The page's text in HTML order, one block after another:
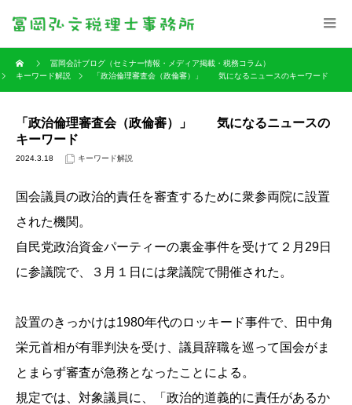
冨岡会計ブログ（セミナー情報・メディア掲載・税務コラム）
キーワード解説
「政治倫理審査会（政倫審）」 気になるニュースのキーワード
「政治倫理審査会（政倫審）」 気になるニュースの
キーワード
2024.3.18 キーワード解説
国会議員の政治的責任を審査するために衆参両院に設置
された機関。
自民党政治資金パーティーの裏金事件を受けて２月29日
に参議院で、３月１日には衆議院で開催された。
設置のきっかけは1980年代のロッキード事件で、田中角
栄元首相が有罪判決を受け、議員辞職を巡って国会がま
とまらず審査が急務となったことによる。
規定では、対象議員に、「政治的道義的に責任があるか